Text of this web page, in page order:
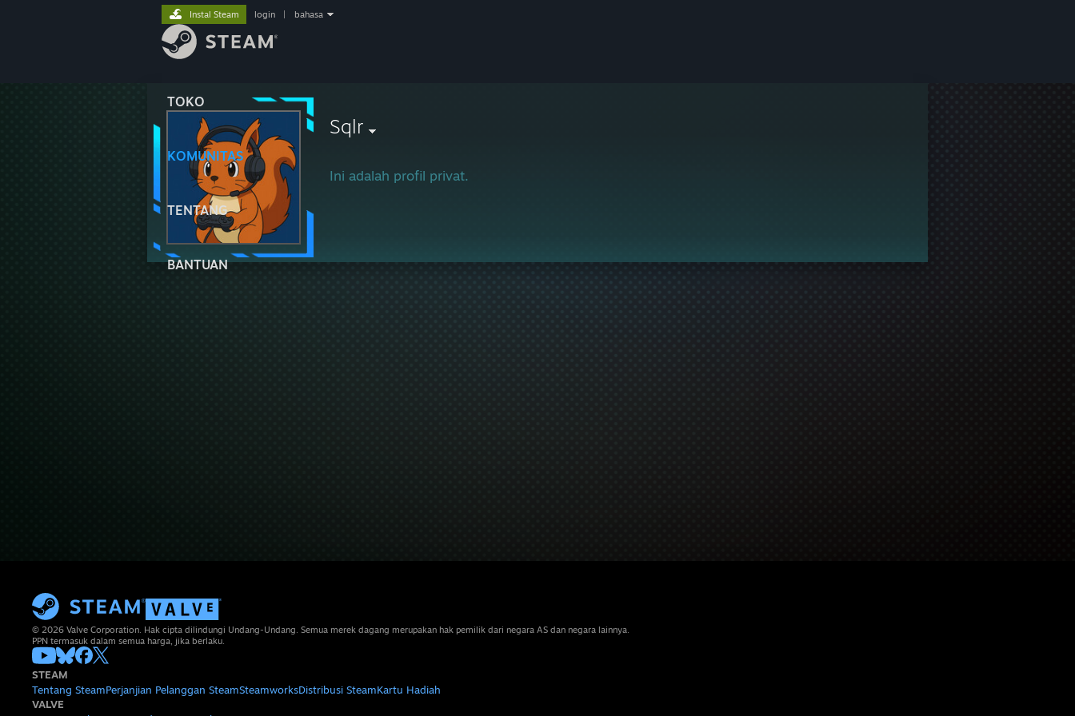
TOKO
KOMUNITAS
TENTANG
BANTUAN
Instal Steam login bahasa
Sqlr
Ini adalah profil privat.
© 2026 Valve Corporation. Hak cipta dilindungi Undang-Undang. Semua merek dagang merupakan hak pemilik dari negara AS dan negara lainnya.
PPN termasuk dalam semua harga, jika berlaku.
STEAM
Tentang SteamPerjanjian Pelanggan SteamSteamworksDistribusi SteamKartu Hadiah
VALVE